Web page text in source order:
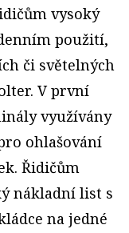
vysoký
použití,
či světelných
V první
využívány
ohlašování
Řidičům
nákladní list s
na jedné